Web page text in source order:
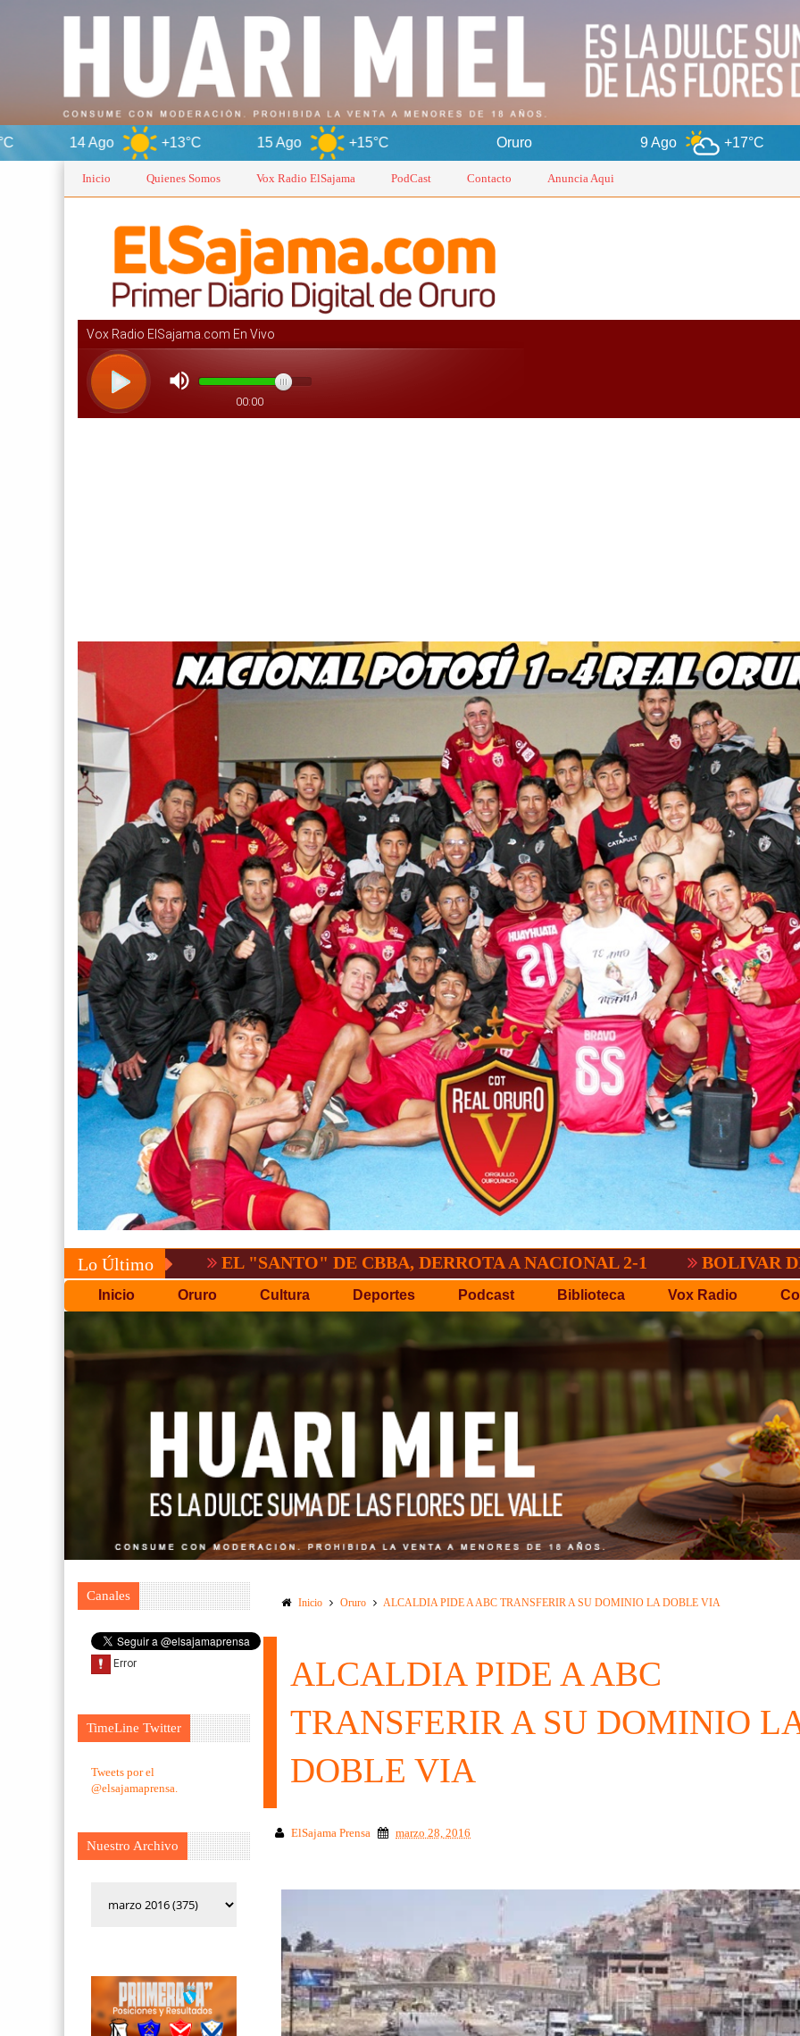
+13°C 15 Ago +15°C +17°C 10 Ago
Inicio Quienes Somos Vox Radio ElSajama PodCast Contacto Anuncia Aqui
Lo ÚltimoEL "SANTO" DE CBBA, DERROTA A NACIONAL 2-1 BOLIVAR
Inicio Oruro Cultura Deportes Podcast Biblioteca Vox Radio
Canales
TimeLine Twitter
Tweets por el
@elsajamaprensa.
Nuestro Archivo
Inicio Oruro ALCALDIA PIDE A ABC TRANSFERIR A SU DOMINIO LA DOBLE VIA
ALCALDIA PIDE A ABC
TRANSFERIR A SU DOMINIO
DOBLE VIA
ElSajama Prensa marzo 28, 2016